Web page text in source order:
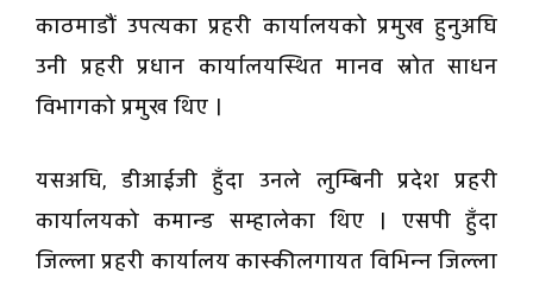
काठमाडौं उपत्यका प्रहरी कार्यालयको प्रमुख हुनुअघि
उनी प्रहरी प्रधान कार्यालयस्थित मानव स्रोत साधन
विभागको प्रमुख थिए ।
यसअघि, डीआईजी हुँदा उनले लुम्बिनी प्रदेश प्रहरी
कार्यालयको कमान्ड सम्हालेका थिए । एसपी हुँदा
जिल्ला प्रहरी कार्यालय कास्कीलगायत विभिन्न जिल्ला